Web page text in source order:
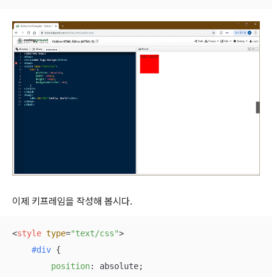
이제 키프레임을 작성해 봅시다.
<style type="text/css">
#div {
position: absolute;